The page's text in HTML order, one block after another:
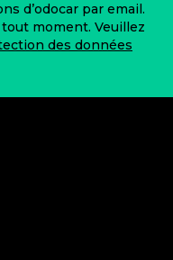
d’odocar par email.
moment. Veuillez
des données